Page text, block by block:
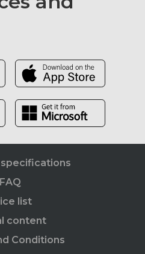
FAQ
list
content
Conditions